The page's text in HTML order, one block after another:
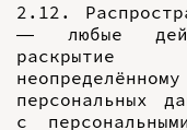
2.12.
— любые
раскрытие
персональных
с